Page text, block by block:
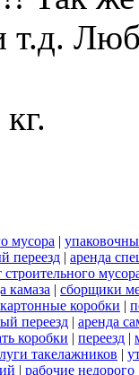
т.д.
мусора |
переезд | аренда
строительного
камаза | сборщики
картонные коробки |
переезд | аренда
коробки | переезд |
такелажников |
| рабочие недорого